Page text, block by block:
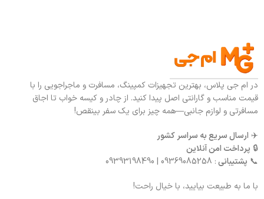
در ام جی پلاس، بهترین تجهیزات کمپینگ، مسافرت و ماجراجویی را با
قیمت مناسب و گارانتی اصل پیدا کنید. از چادر و کیسه خواب تا اجاق
مسافرتی و لوازم جانبی—همه چیز برای یک سفر بینقص!
✈️ ارسال سریع به سراسر کشور
🔒 پرداخت امن آنلاین
📞 پشتیبانی: 09369085258 | 09393198490
با ما به طبیعت بیایید، با خیال راحت!